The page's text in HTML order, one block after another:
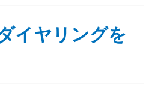
イヤリングを